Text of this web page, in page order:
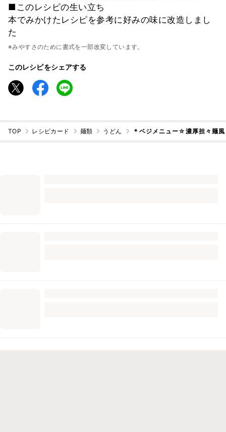
■このレシピの生い立ち
本でみかけたレシピを参考に好みの味に改造しまし
た
※みやすさのために書式を一部改変しています。
このレシピをシェアする
TOP レシピカード 麺類 うどん ＊ベジメニュー☆濃厚担々麺